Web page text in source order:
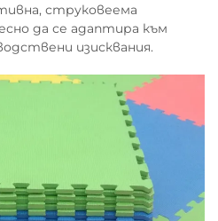
струковеема
да се адаптира към
изисквания.